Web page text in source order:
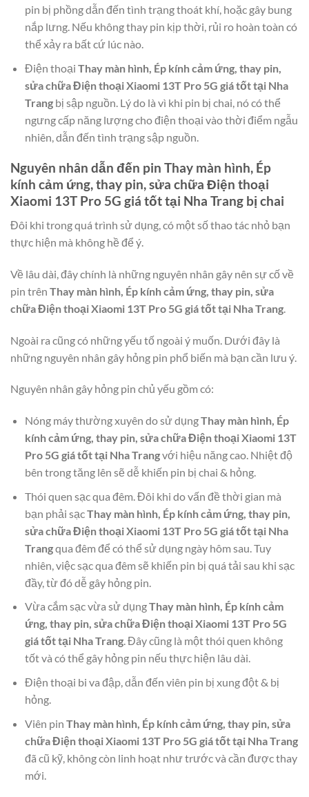
pin bị phồng dẫn đến tình trạng thoát khí, hoặc gây bung
nắp lưng. Nếu không thay pin kịp thời, rủi ro hoàn toàn có
thể xảy ra bất cứ lúc nào.
Điện thoại Thay màn hình, Ép kính cảm ứng, thay pin,
sửa chữa Điện thoại Xiaomi 13T Pro 5G giá tốt tại Nha
Trangbị sập nguồn. Lý do là vì khi pin bị chai, nó có thể
ngưng cấp năng lượng cho điện thoại vào thời điểm ngẫu
nhiên, dẫn đến tình trạng sập nguồn.
Nguyên nhân dẫn đến pin Thay màn hình, Ép
kính cảm ứng, thay pin, sửa chữa Điện thoại
Xiaomi 13T Pro 5G giá tốt tại Nha Trang bị chai
Đôi khi trong quá trình sử dụng, có một số thao tác nhỏ bạn
thực hiện mà không hề để ý.
Về lâu dài, đây chính là những nguyên nhân gây nên sự cố về
pin trên Thay màn hình, Ép kính cảm ứng, thay pin, sửa
chữa Điện thoại Xiaomi 13T Pro 5G giá tốt tại Nha Trang.
Ngoài ra cũng có những yếu tố ngoài ý muốn. Dưới đây là
những nguyên nhân gây hỏng pin phổ biến mà bạn cần lưu ý.
Nguyên nhân gây hỏng pin chủ yếu gồm có:
Nóng máy thường xuyên do sử dụngThay màn hình, Ép
kính cảm ứng, thay pin, sửa chữa Điện thoại Xiaomi 13T
Pro 5G giá tốt tại Nha Trangvới hiệu năng cao. Nhiệt độ
bên trong tăng lên sẽ dễ khiến pin bị chai & hỏng.
Thói quen sạc qua đêm. Đôi khi do vấn đề thời gian mà
bạn phải sạcThay màn hình, Ép kính cảm ứng, thay pin,
sửa chữa Điện thoại Xiaomi 13T Pro 5G giá tốt tại Nha
Trangqua đêm để có thể sử dụng ngày hôm sau. Tuy
nhiên, việc sạc qua đêm sẽ khiến pin bị quá tải sau khi sạc
đầy, từ đó dễ gây hỏng pin.
Vừa cắm sạc vừa sử dụngThay màn hình, Ép kính cảm
ứng, thay pin, sửa chữa Điện thoại Xiaomi 13T Pro 5G
giá tốt tại Nha Trang. Đây cũng là một thói quen không
tốt và có thể gây hỏng pin nếu thực hiện lâu dài.
Điện thoại bi va đập, dẫn đến viên pin bị xung đột & bị
hỏng.
Viên pin Thay màn hình, Ép kính cảm ứng, thay pin, sửa
chữa Điện thoại Xiaomi 13T Pro 5G giá tốt tại Nha Trang
đã cũ kỹ, không còn linh hoạt như trước và cần được thay
mới.